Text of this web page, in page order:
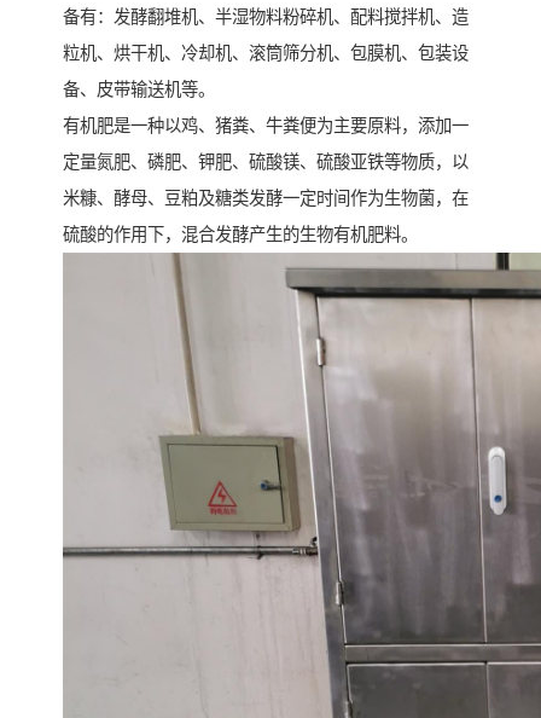
备有：发酵翻堆机、半湿物料粉碎机、配料搅拌机、造
粒机、烘干机、冷却机、滚筒筛分机、包膜机、包装设
备、皮带输送机等。
有机肥是一种以鸡、猪粪、牛粪便为主要原料，添加一
定量氮肥、磷肥、钾肥、硫酸镁、硫酸亚铁等物质，以
米糠、酵母、豆粕及糖类发酵一定时间作为生物菌，在
硫酸的作用下，混合发酵产生的生物有机肥料。